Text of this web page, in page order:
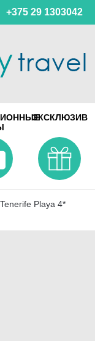
+375 29 1303042
ЭКСКЛЮЗИВ
Playa 4*